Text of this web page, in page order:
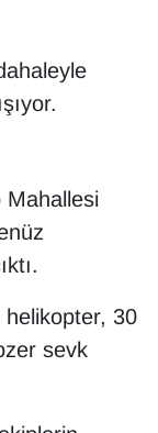
Mahallesi
30
sevk